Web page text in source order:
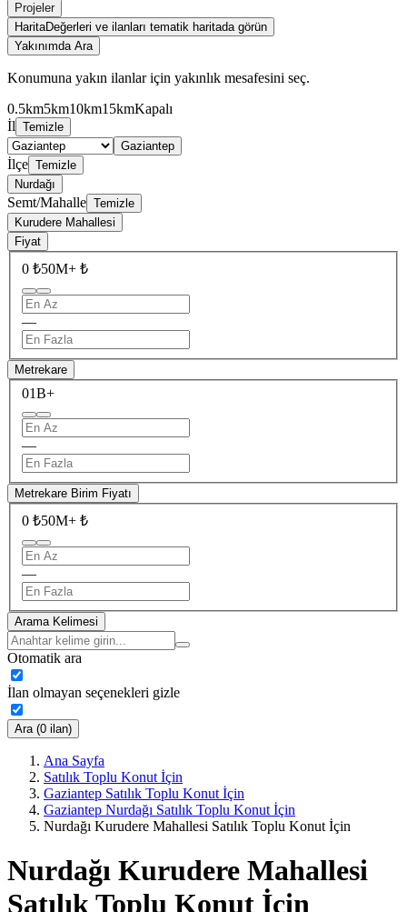
Projeler
HaritaDeğerleri ve ilanları tematik haritada görün
Yakınımda Ara
Konumuna yakın ilanlar için yakınlık mesafesini seç.
0.5km5km10km15kmKapalı
İl Temizle
Gaziantep
İlçe Temizle
Nurdağı
Semt/Mahalle Temizle
Kurudere Mahallesi
Fiyat
0 ₺50M+ ₺
—
Metrekare
01B+
—
Metrekare Birim Fiyatı
0 ₺50M+ ₺
—
Arama Kelimesi
Otomatik ara
İlan olmayan seçenekleri gizle
Ara (0 ilan)
Ana Sayfa
Satılık Toplu Konut İçin
Gaziantep Satılık Toplu Konut İçin
Gaziantep Nurdağı Satılık Toplu Konut İçin
Nurdağı Kurudere Mahallesi Satılık Toplu Konut İçin
Nurdağı Kurudere Mahallesi
Satılık Toplu Konut İçin